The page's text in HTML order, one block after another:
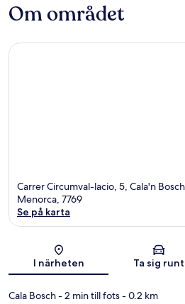
Om området
Carrer Circumval-lacio, 5, Cala'n
Menorca, 7769
Se på karta
I närheten Ta sig runt
Cala Bosch- 2 min till fots- 0.2 km